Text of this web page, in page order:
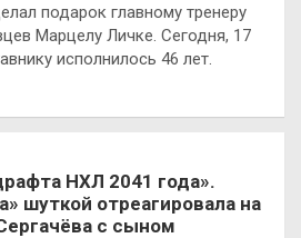
подарок главному тренеру
Марцелу Личке. Сегодня, 17
исполнилось 46 лет.
НХЛ 2041 года».
шуткой отреагировала на
с сыном